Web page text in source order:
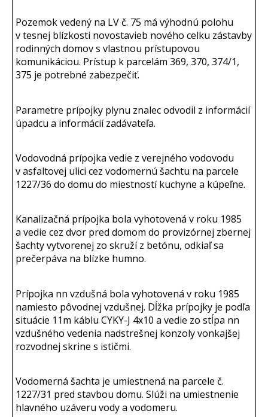
Pozemok vedený na LV č. 75 má výhodnú polohu
v tesnej blízkosti novostavieb nového celku zástavby
rodinných domov s vlastnou prístupovou
komunikáciou. Prístup k parcelám 369, 370, 374/1,
375 je potrebné zabezpečiť.
Parametre prípojky plynu znalec odvodil z informácií
úpadcu a informácií zadávateľa.
Vodovodná prípojka vedie z verejného vodovodu
v asfaltovej ulici cez vodomernú šachtu na parcele
1227/36 do domu do miestností kuchyne a kúpeľne.
Kanalizačná prípojka bola vyhotovená v roku 1985
a vedie cez dvor pred domom do provizórnej zbernej
šachty vytvorenej zo skruží z betónu, odkiaľ sa
prečerpáva na blízke humno.
Prípojka nn vzdušná bola vyhotovená v roku 1985
namiesto pôvodnej vzdušnej. Dĺžka prípojky je podľa
situácie 11m káblu CYKY-J 4x10 a vedie zo stĺpa nn
vzdušného vedenia nadstrešnej konzoly vonkajšej
rozvodnej skrine s ističmi.
Vodomerná šachta je umiestnená na parcele č.
1227/31 pred stavbou domu. Slúži na umiestnenie
hlavného uzáveru vody a vodomeru.